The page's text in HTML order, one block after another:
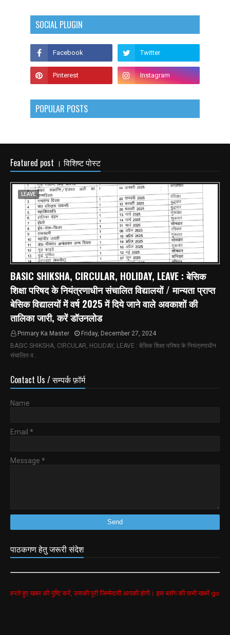
SOCIAL PLUGIN
POPULAR POSTS
Featured post । विशिष्ट पोस्ट
LEAVE
BASIC SHIKSHA, CIRCULAR, HOLIDAY, LEAVE : बेसिक
शिक्षा परिषद के नियंत्रणाधीन संचालित विद्यालयों / मान्यता प्राप्त
बेसिक विद्यालयों में वर्ष 2025 में दिये जाने वाले अवकाशों की
तालिका जारी, करें डॉउनलोड
Primary Ka Master
Friday, December 27, 2024
BASIC SHIKSHA, CIRCULAR, HOLIDAY, LEAVE : बेसिक शिक्षा परिषद के नियंत्रणाधीन
संचालित व…
Contact Us / सम्पर्क फ़ॉर्म
Name
Email *
Message *
पाठकगण हेतु जरूरी संदेश
पुष्टि करें, उसकी पुरी जिम्मेदारी आपकी होगी। इस ब्लॉग की सभी खबरें google